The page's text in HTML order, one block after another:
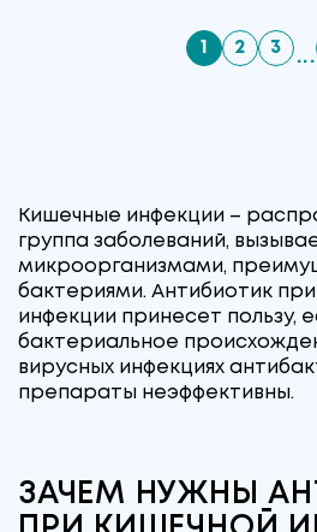
1 2 3
...
Кишечные инфекции –
группа заболеваний,
микроорганизмами,
бактериями. Антибиотик
инфекции принесет пользу,
бактериальное
вирусных инфекциях
препараты неэффективны.
ЗАЧЕМ НУЖНЫ